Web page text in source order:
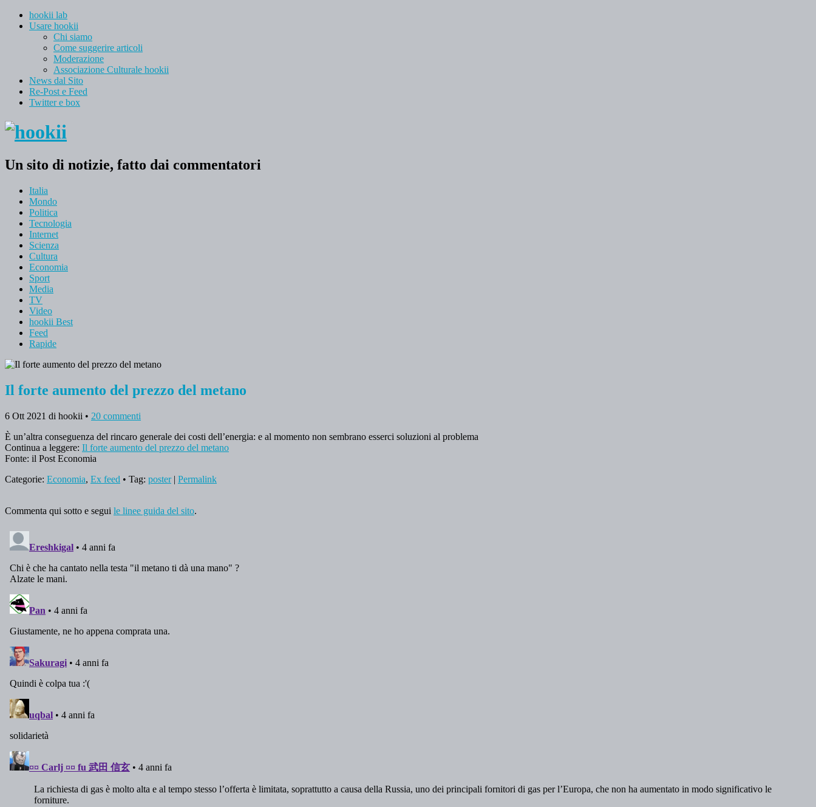
hookii lab
Usare hookii
Chi siamo
Come suggerire articoli
Moderazione
Associazione Culturale hookii
News dal Sito
Re-Post e Feed
Twitter e box
Un sito di notizie, fatto dai commentatori
Italia
Mondo
Politica
Tecnologia
Internet
Scienza
Cultura
Economia
Sport
Media
TV
Video
hookii Best
Feed
Rapide
Il forte aumento del prezzo del metano
6 Ott 2021 di hookii • 20 commenti
È un’altra conseguenza del rincaro generale dei costi dell’energia: e al momento non sembrano esserci soluzioni al problema
Continua a leggere: Il forte aumento del prezzo del metano
Fonte: il Post Economia
Categorie: Economia, Ex feed • Tag: poster| Permalink
Commenta qui sotto e segui le linee guida del sito.